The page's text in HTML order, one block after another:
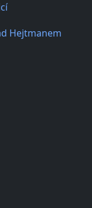
Hejtmanem